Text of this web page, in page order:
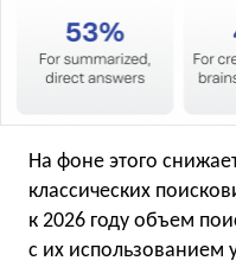
На фоне этого
классических
к 2026 году объем
с их использованием